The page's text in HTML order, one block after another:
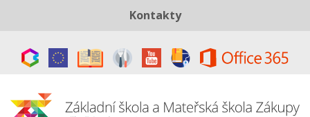
Kontakty
Datová schránka:ye8cp64